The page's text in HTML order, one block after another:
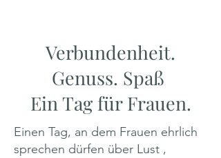
​Verbundenheit.
Genuss. Spaß
Ein Tag für Frauen.
Einen Tag, an dem Frauen ehrlich
sprechen dürfen über Lust ,